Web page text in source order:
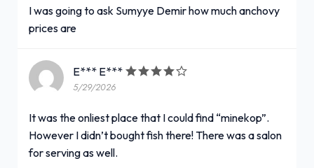
I was going to ask Sumyye Demir how much anchovy
prices are
E*** E***
5/29/2026
It was the onliest place that I could find “minekop”.
However I didn’t bought fish there! There was a salon
for serving as well.